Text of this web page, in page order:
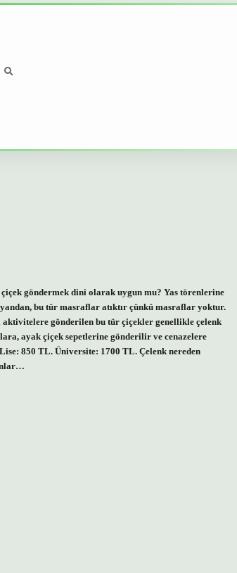
göndermek dini olarak uygun mu? Yas törenlerine
bu tür masraflar atıktır çünkü masraflar yoktur.
gönderilen bu tür çiçekler genellikle çelenk
ayak çiçek sepetlerine gönderilir ve cenazelere
850 TL. Üniversite: 1700 TL. Çelenk nereden